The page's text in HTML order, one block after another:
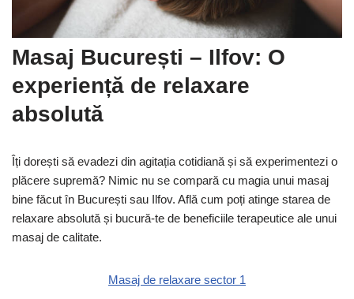
Masaj București – Ilfov: O
experiență de relaxare
absolută
Îți dorești să evadezi din agitația cotidiană și să experimentezi o
plăcere supremă? Nimic nu se compară cu magia unui masaj
bine făcut în București sau Ilfov. Află cum poți atinge starea de
relaxare absolută și bucură-te de beneficiile terapeutice ale unui
masaj de calitate.
Masaj de relaxare sector 1